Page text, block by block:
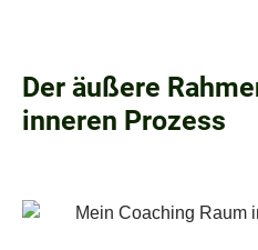
Der äußere
inneren Prozess